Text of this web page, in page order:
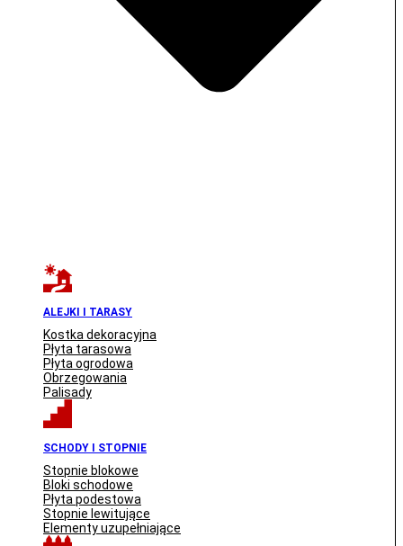
ALEJKI I TARASY
Kostka dekoracyjna
Płyta tarasowa
Płyta ogrodowa
Obrzegowania
Palisady
SCHODY I STOPNIE
Stopnie blokowe
Bloki schodowe
Płyta podestowa
Stopnie lewitujące
Elementy uzupełniające